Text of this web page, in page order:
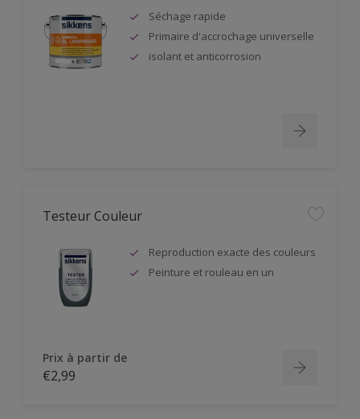
Séchage rapide
Primaire d'accrochage universelle
isolant et anticorrosion
Testeur Couleur
Reproduction exacte des couleurs
Peinture et rouleau en un
Prix à partir de
€2,99